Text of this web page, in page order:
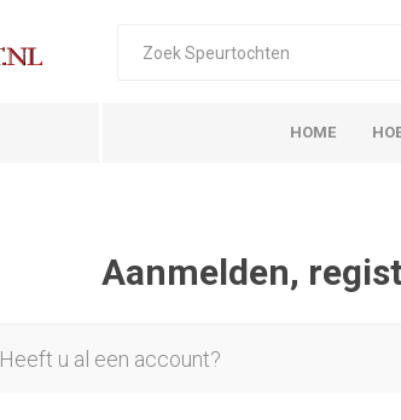
HOME
Aanmelden,
Heeft u al een account?